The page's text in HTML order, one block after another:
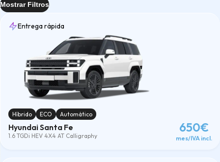
Mostrar Filtros
Entrega
Rápida(3)
7 Plazas(3)
ECO
(1)
SUV(3)
Entrega rápida
Híbrido ECO Automático
Hyundai Santa Fe
1.6 TGDi HEV 4X4 AT Calligraphy
650€
mes/IVA incl.